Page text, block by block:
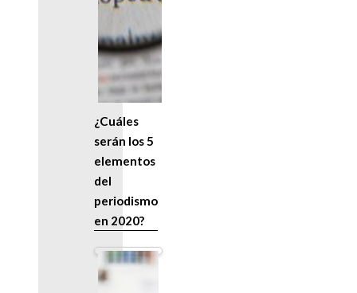
¿Cuáles
serán los 5
elementos
del
periodismo
en 2020?